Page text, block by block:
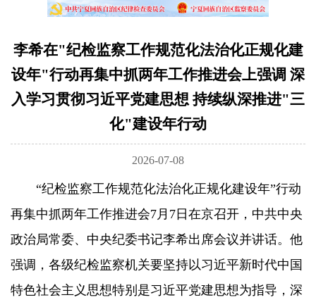
李希在"纪检监察工作规范化法治化正规化建
设年"行动再集中抓两年工作推进会上强调 深
入学习贯彻习近平党建思想 持续纵深推进"三
化"建设年行动
2026-07-08
“纪检监察工作规范化法治化正规化建设年”行动
再集中抓两年工作推进会7月7日在京召开，中共中央
政治局常委、中央纪委书记李希出席会议并讲话。他
强调，各级纪检监察机关要坚持以习近平新时代中国
特色社会主义思想特别是习近平党建思想为指导，深